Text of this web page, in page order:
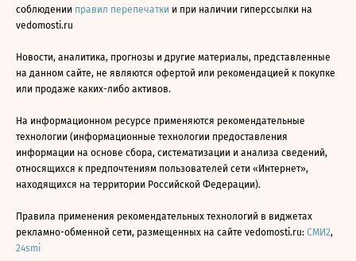
соблюдении правил перепечатки и при наличии гиперссылки на
vedomosti.ru
Новости, аналитика, прогнозы и другие материалы, представленные
на данном сайте, не являются офертой или рекомендацией к покупке
или продаже каких-либо активов.
На информационном ресурсе применяются рекомендательные
технологии (информационные технологии предоставления
информации на основе сбора, систематизации и анализа сведений,
относящихся к предпочтениям пользователей сети «Интернет»,
находящихся на территории Российской Федерации).
Правила применения рекомендательных технологий в виджетах
рекламно-обменной сети, размещенных на сайте vedomosti.ru: СМИ2,
24smi